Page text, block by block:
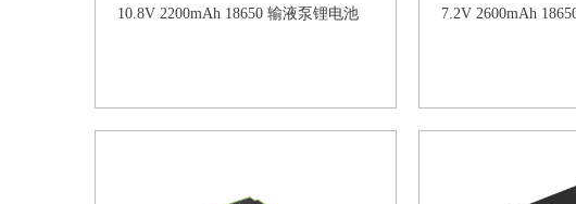
10.8V 2200mAh 18650 输液泵锂电池 7.2V 2600mAh